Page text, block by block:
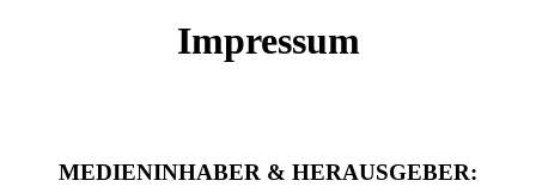
Impressum
MEDIENINHABER & HERAUSGEBER: